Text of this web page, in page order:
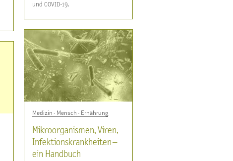
und COVID-19.
Medizin - Mensch - Ernährung
Mikroorganismen, Viren,
Infektionskrankheiten –
ein Handbuch